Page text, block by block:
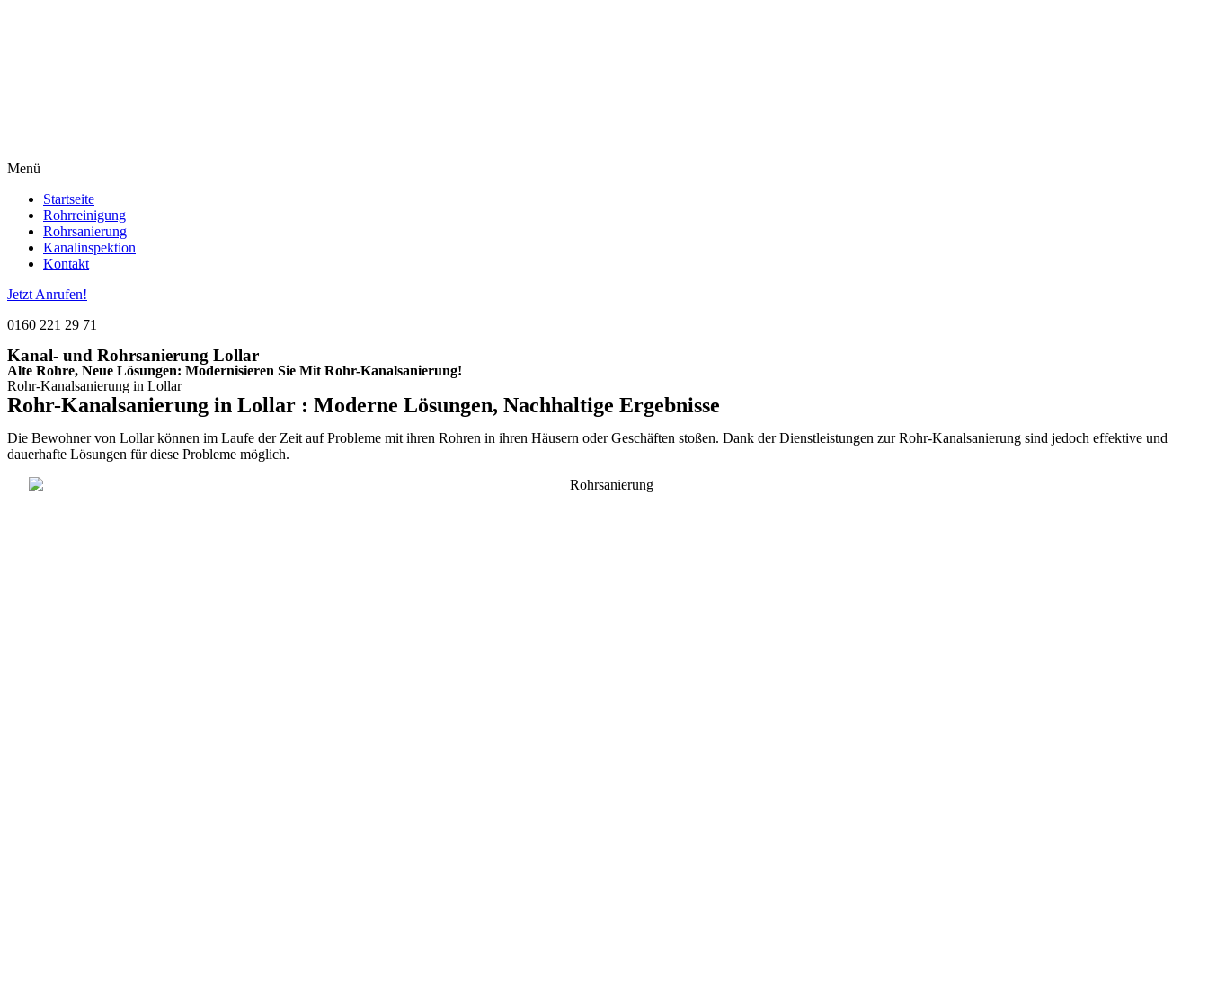
Menü
Startseite
Rohrreinigung
Rohrsanierung
Kanalinspektion
Kontakt
Jetzt Anrufen!
0160 221 29 71
Kanal- und Rohrsanierung Lollar
Alte Rohre, Neue Lösungen: Modernisieren Sie Mit Rohr-Kanalsanierung!
Rohr-Kanalsanierung in Lollar
Rohr-Kanalsanierung in Lollar : Moderne Lösungen, Nachhaltige Ergebnisse
Die Bewohner von Lollar können im Laufe der Zeit auf Probleme mit ihren Rohren in ihren Häusern oder Geschäften stoßen. Dank der Dienstleistungen zur Rohr-Kanalsanierung sind jedoch effektive und
dauerhafte Lösungen für diese Probleme möglich.